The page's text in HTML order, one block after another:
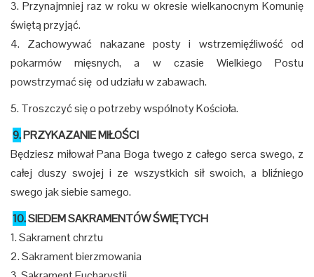
3. Przynajmniej raz w roku w okresie wielkanocnym Komunię
świętą przyjąć.
4. Zachowywać nakazane posty i wstrzemięźliwość od
pokarmów mięsnych, a w czasie Wielkiego Postu
powstrzymać się od udziału w zabawach.
5. Troszczyć się o potrzeby wspólnoty Kościoła.
9.PRZYKAZANIE MIŁOŚCI
Będziesz miłował Pana Boga twego z całego serca swego, z
całej duszy swojej i ze wszystkich sił swoich, a bliźniego
swego jak siebie samego.
10.SIEDEM SAKRAMENTÓW ŚWIĘTYCH
1. Sakrament chrztu
2. Sakrament bierzmowania